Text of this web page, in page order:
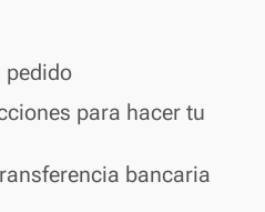
pedido
para hacer tu
bancaria